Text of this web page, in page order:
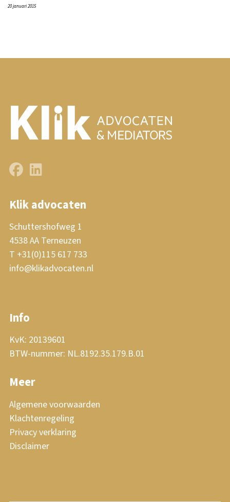
20 januari 2015
Klik advocaten
Schuttershofweg 1
4538 AA Terneuzen
T +31(0)115 617 733
info@klikadvocaten.nl
Info
KvK: 20139601
BTW-nummer: NL.8192.35.179.B.01
Meer
Algemene voorwaarden
Klachtenregeling
Privacy verklaring
Disclaimer